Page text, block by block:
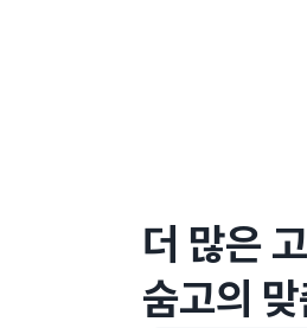
더 많은
숨고의